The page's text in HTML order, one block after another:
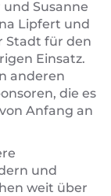
Susanne
Lipfert und
Stadt für den
Einsatz.
anderen
die es
Anfang an
und
weit über